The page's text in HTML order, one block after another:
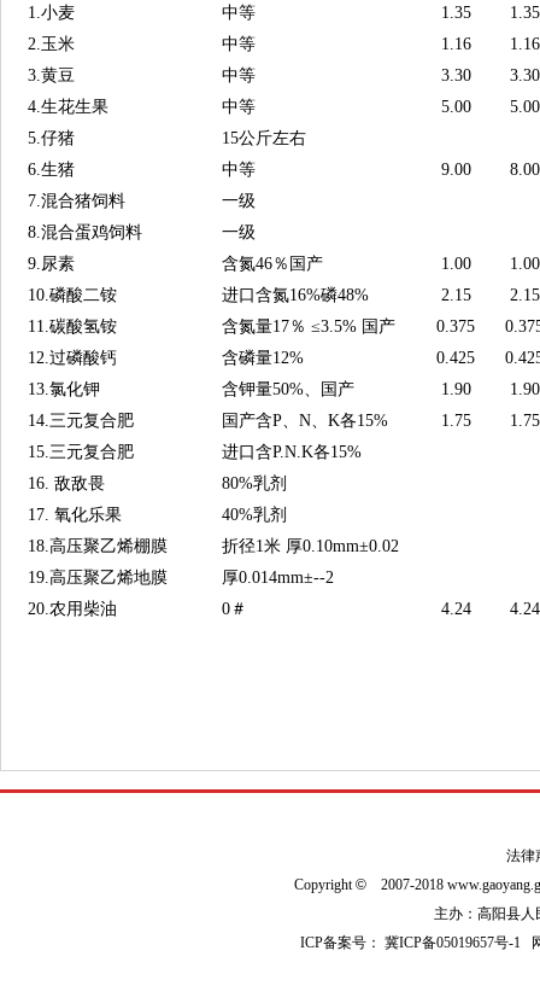
1.小麦
中等 1.35
1.35
2.玉米
中等 1.16
1.16
3.黄豆
中等 3.30
3.30
4.生花生果
中等 5.00
5.00
5.仔猪
15公斤左右
6.生猪
中等 9.00
8.00
7.混合猪饲料
一级
8.混合蛋鸡饲料
一级
9.尿素
含氮46％国产 1.00
1.00
10.磷酸二铵
进口含氮16%磷48% 2.15
2.15
11.碳酸氢铵
含氮量17％ ≤3.5% 国产 0.375
12.过磷酸钙
含磷量12% 0.425
13.氯化钾
含钾量50%、国产 1.90
1.90
14.三元复合肥
国产含P、N、K各15% 1.75
1.75
15.三元复合肥
进口含P.N.K各15%
16. 敌敌畏
80%乳剂
17. 氧化乐果
40%乳剂
18.高压聚乙烯棚膜
折径1米 厚0.10mm±0.02
19.高压聚乙烯地膜
厚0.014mm±--2
20.农用柴油
0＃ 4.24 4.24
法律
Copyright© 2007-2018
主办：高阳县人
ICP备案号：冀ICP备05019657号-1